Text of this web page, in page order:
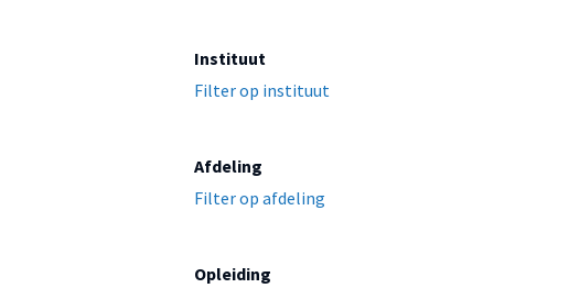
Instituut
Filter op instituut
Afdeling
Filter op afdeling
Opleiding